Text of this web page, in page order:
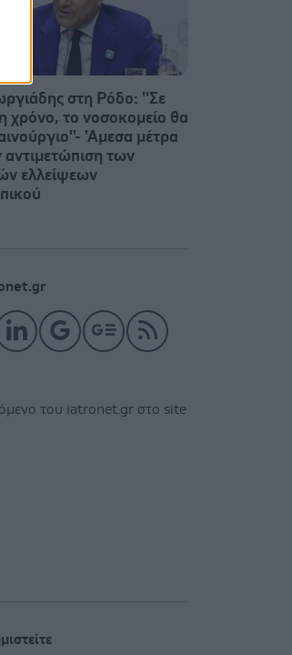
στη Ρόδο: ''Σε
χρόνο, το νοσοκομείο θα
'Αμεσα μέτρα
αντιμετώπιση των
ελλείψεων
του iatronet.gr στο site